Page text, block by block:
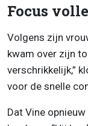
Focus
Volgens zijn
kwam over zijn
verschrikkelijk,”
voor de snelle
Dat Vine